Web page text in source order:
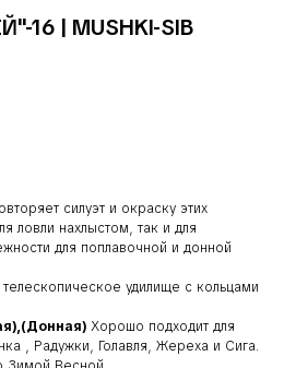
| MUSHKI-SIB
силуэт и окраску этих
ловли нахлыстом, так и для
для поплавочной и донной
удилище с кольцами
Хорошо подходит для
, Радужки, Голавля, Жереха и Сига.